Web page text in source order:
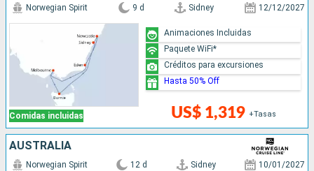
Comidas incluidas
Norwegian Spirit 9 d Sidney 12/12/2027
US$ 1,319 +Tasas
Animaciones Incluidas
Paquete WiFi*
Créditos para excursiones
Hasta 50% Off
AUSTRALIA
Norwegian Spirit 12 d Sidney 10/01/2027